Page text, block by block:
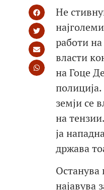
Не
работи
власти
на Гоце
земји се
на
ја
држава
Останува
најавува